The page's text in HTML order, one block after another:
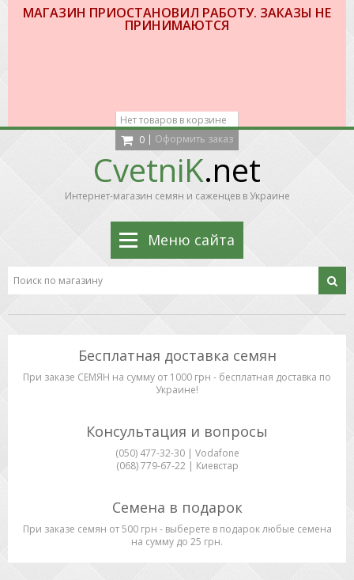
МАГАЗИН ПРИОСТАНОВИЛ РАБОТУ. ЗАКАЗЫ НЕ
ПРИНИМАЮТСЯ
Нет товаров в корзине
0 | Оформить заказ
CvetniK.net
Интернет-магазин семян и саженцев в Украине
Меню сайта
Бесплатная доставка семян
При заказе СЕМЯН на сумму от 1000 грн - бесплатная доставка по
Украине!
Консультация и вопросы
(050) 477-32-30 | Vodafone
(068) 779-67-22 | Киевстар
Семена в подарок
При заказе семян от 500 грн - выберете в подарок любые семена
на сумму до 25 грн.